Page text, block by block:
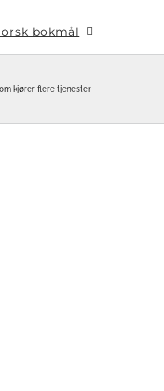
bokmål
kjører flere tjenester